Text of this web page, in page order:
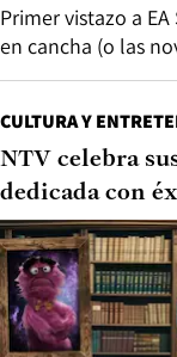
Primer vistazo a
en cancha (o las
CULTURA Y
NTV celebra
dedicada con